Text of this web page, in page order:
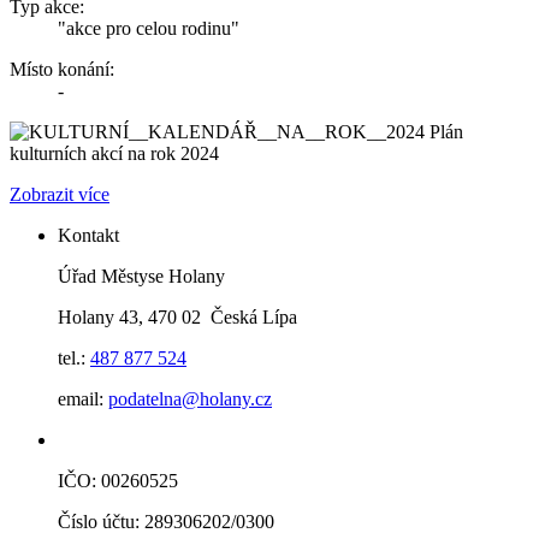
Typ akce:
"akce pro celou rodinu"
Místo konání:
-
Plán
kulturních akcí na rok 2024
Zobrazit více
Kontakt
Úřad Městyse Holany
Holany 43, 470 02 Česká Lípa
tel.: 487 877 524
email: podatelna@holany.cz
IČO: 00260525
Číslo účtu: 289306202/0300